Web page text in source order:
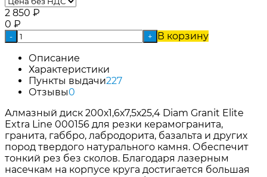
2 850 ₽
0 ₽
- +
В корзину
Описание
Характеристики
Пункты выдачи227
Отзывы0
Алмазный диск 200х1,6х7,5х25,4 Diam Granit Elite
Extra Line 000156 для резки керамогранита,
гранита, габбро, лабродорита, базальта и других
пород твердого натурального камня. Обеспечит
тонкий рез без сколов. Благодаря лазерным
насечкам на корпусе круга достигается большая